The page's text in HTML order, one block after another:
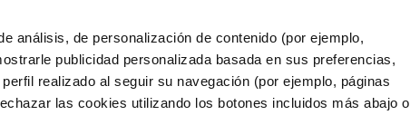
análisis, de personalización de contenido (por ejemplo,
publicidad personalizada basada en sus preferencias,
realizado al seguir su navegación (por ejemplo, páginas
las cookies utilizando los botones incluidos más abajo o
Pagar un recibo desde la APP Grupo Cajamar